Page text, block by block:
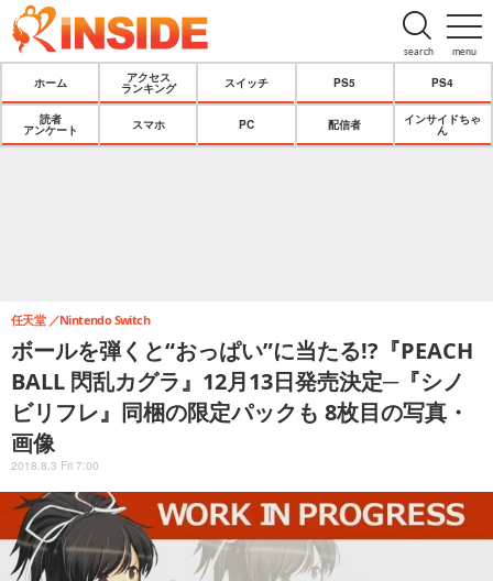
menu
search
ホーム
アクセス
ランキング
スイッチ PS5 PS4
読者
アンケート
スマホ PC 配信者
インサイドちゃ
ん
ボールを弾くと“おっぱい”に当たる!?『PEACH
BALL 閃乱カグラ』12月13日発売決定─『シノ
ビリフレ』同梱の限定パックも 8枚目の写真・
画像
任天堂 Nintendo Switch
2018.8.3 Fri 7:00